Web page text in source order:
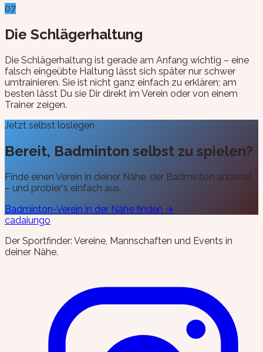
07
Die Schlägerhaltung
Die Schlägerhaltung ist gerade am Anfang wichtig – eine
falsch eingeübte Haltung lässt sich später nur schwer
umtrainieren. Sie ist nicht ganz einfach zu erklären; am
besten lässt Du sie Dir direkt im Verein oder von einem
Trainer zeigen.
Jetzt selbst loslegen
Bereit, Badminton selbst zu spielen?
Finde einen Verein in deiner Nähe, der Badminton anbietet
– und probier's einfach aus.
Badminton-Verein in der Nähe finden →
cadaiungo
Der Sportfinder: Vereine, Mannschaften und Events in
deiner Nähe.